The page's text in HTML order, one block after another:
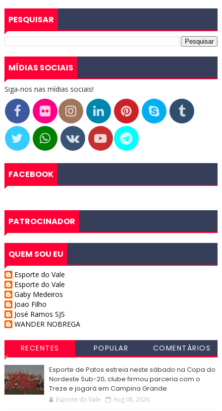
PESQUISAR
MÍDIAS SOCIAIS
Siga-nos nas mídias sociais!
FACEBOOK
PATROCINADOR
QUEM SOU EU
Esporte do Vale
Esporte do Vale
Gaby Medeiros
Joao Filho
José Ramos SJS
WANDER NOBREGA
RECENTES POPULAR COMENTÁRIOS
Esporte de Patos estreia neste sábado na Copa do
Nordeste Sub-20; clube firmou parceria com o
Treze e jogará em Campina Grande
Esporte do Vale Aug 08, 2026